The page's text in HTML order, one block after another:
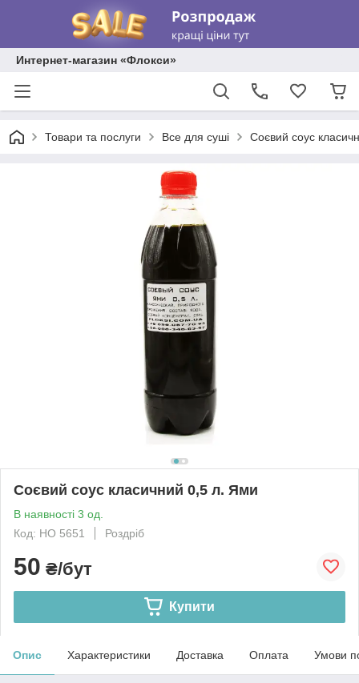
Интернет-магазин «Флокси»
Товари та послуги Все для суші Соєвий соус
Соєвий соус класичний 0,5 л. Ями
В наявності 3 од.
Код: HO 5651
Роздріб
50 ₴/бут
Купити
Опис Характеристики Доставка Оплата Умови